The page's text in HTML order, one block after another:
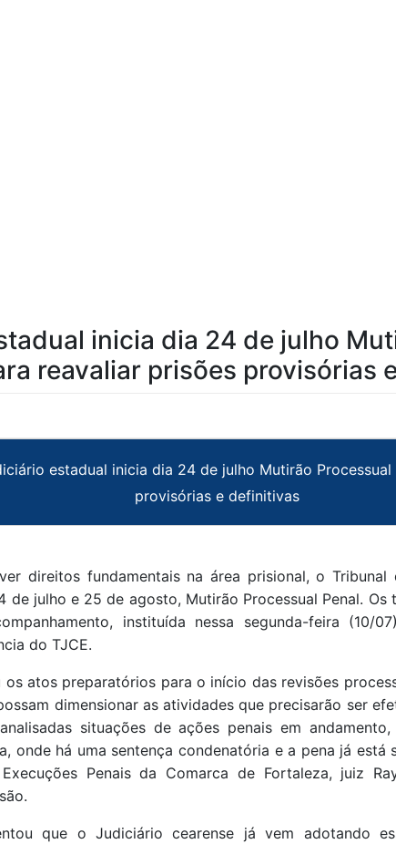
inicia dia 24 de julho
reavaliar prisões provisórias
estadual inicia dia 24 de julho Mutirão
provisórias e definitivas
direitos fundamentais na área prisional, o Tribunal
de julho e 25 de agosto, Mutirão Processual Penal. Os
instituída nessa segunda-feira (10/
do TJCE.
os atos preparatórios para o início das revisões
dimensionar as atividades que precisarão ser
situações de ações penais em
onde há uma sentença condenatória e a pena já está
Penais da Comarca de Fortaleza, juiz
que o Judiciário cearense já vem adotando